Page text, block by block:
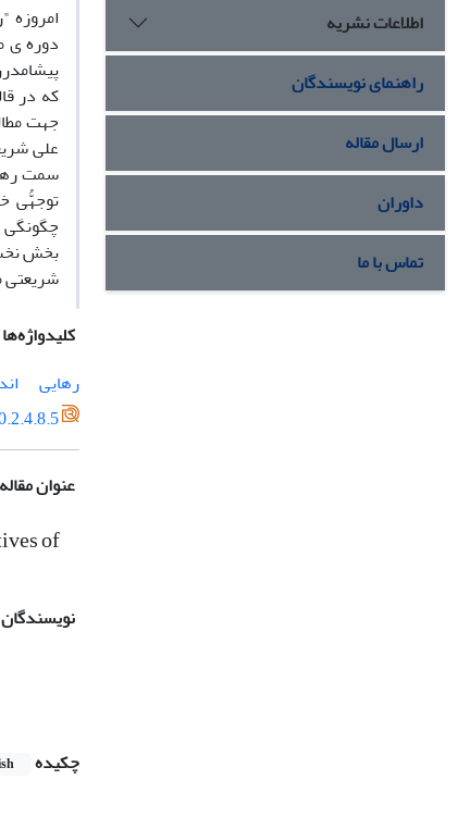
دوره ی
که در
جهت
علی
سمت
توجهُّی
چگونگی
بخش
شریعتی
کلیدواژه‌ها
رهایی
عنوان مقاله
of
نویسندگان
چکیده
اطلاعات نشریه
راهنمای نویسندگان
ارسال مقاله
داوران
تماس با ما